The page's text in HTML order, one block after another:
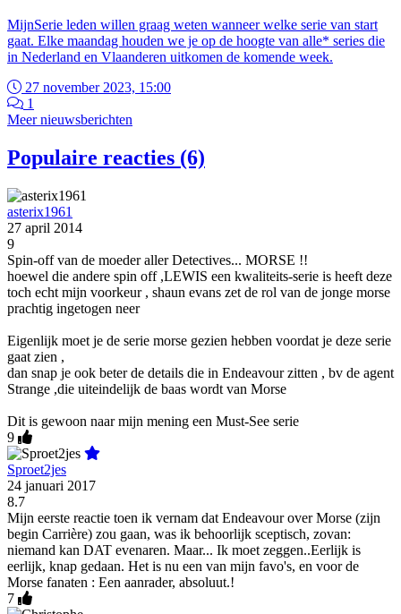
MijnSerie leden willen graag weten wanneer welke serie van start
gaat. Elke maandag houden we je op de hoogte van alle* series die
in Nederland en Vlaanderen uitkomen de komende week.
27 november 2023, 15:00
1
Meer nieuwsberichten
Populaire reacties (6)
asterix1961
27 april 2014
9
Spin-off van de moeder aller Detectives... MORSE !!
hoewel die andere spin off ,LEWIS een kwaliteits-serie is heeft deze
toch echt mijn voorkeur , shaun evans zet de rol van de jonge morse
prachtig ingetogen neer
Eigenlijk moet je de serie morse gezien hebben voordat je deze serie
gaat zien ,
dan snap je ook beter de details die in Endeavour zitten , bv de agent
Strange ,die uiteindelijk de baas wordt van Morse
Dit is gewoon naar mijn mening een Must-See serie
9
Sproet2jes
24 januari 2017
8.7
Mijn eerste reactie toen ik vernam dat Endeavour over Morse (zijn
begin Carrière) zou gaan, was ik behoorlijk sceptisch, zovan:
niemand kan DAT evenaren. Maar... Ik moet zeggen..Eerlijk is
eerlijk, knap gedaan. Het is nu een van mijn favo's, en voor de
Morse fanaten : Een aanrader, absoluut.!
7